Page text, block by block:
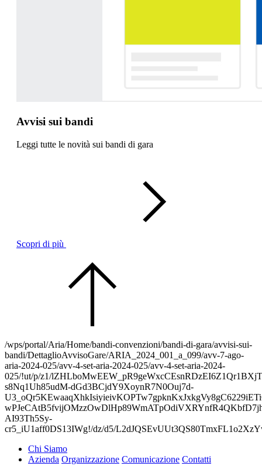
Avvisi sui bandi
Leggi tutte le novità sui bandi di gara
Scopri di più
/wps/portal/Aria/Home/bandi-convenzioni/bandi-di-gara/avvisi-sui-
bandi/DettaglioAvvisoGare/ARIA_2024_001_a_099/avv-7-ago-
aria-2024-025/avv-4-set-aria-2024-025/avv-4-set-aria-2024-
025/!ut/p/z1/
s8Nq1Uh85udM-dGd3BCjdY9XoynR7N0Ouj7d-
AI93Th5Sy-
cr5_iU1aff0DS13IWg!/dz/d5/
Chi Siamo
Azienda Organizzazione Comunicazione Contatti